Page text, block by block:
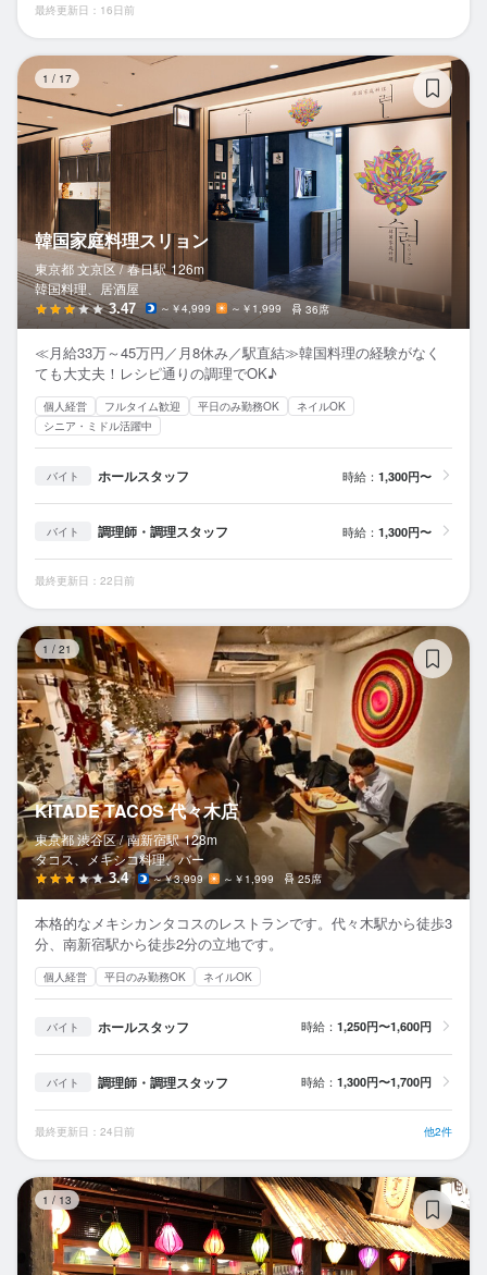
最終更新日：16日前
1 / 17
韓国家庭料理スリョン
東京都 文京区 / 春日駅 126m
韓国料理、居酒屋
3.47 ～￥4,999 ～￥1,999 36席
≪月給33万～45万円／月8休み／駅直結≫韓国料理の経験がなく
ても大丈夫！レシピ通りの調理でOK♪
個人経営 フルタイム歓迎 平日のみ勤務OK
ネイルOK
シニア・ミドル活躍中
バイト ホールスタッフ 時給： 1,300円〜
バイト 調理師・調理スタッフ 時給： 1,300円〜
最終更新日：22日前
1 / 21
KITADE TACOS 代々木店
東京都 渋谷区 / 南新宿駅 128m
タコス、メキシコ料理、バー
3.4 ～￥3,999 ～￥1,999 25席
本格的なメキシカンタコスのレストランです。代々木駅から徒歩3
分、南新宿駅から徒歩2分の立地です。
個人経営 平日のみ勤務OK ネイルOK
バイト ホールスタッフ 時給： 1,250円〜1,600円
バイト 調理師・調理スタッフ 時給： 1,300円〜1,700円
最終更新日：24日前 他2件
1 / 13